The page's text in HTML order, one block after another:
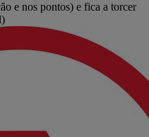
e nos pontos) e fica a torcer